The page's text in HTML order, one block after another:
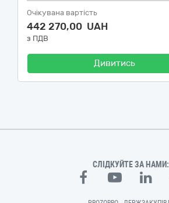
Очікувана вартість
442 270,00 UAH
з ПДВ
Дивитись
СЛІДКУЙТЕ ЗА НАМИ: